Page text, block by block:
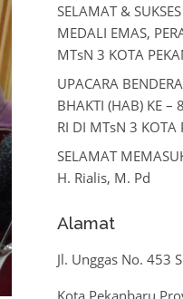
SELAMAT &
MEDALI EMAS,
MTsN 3 KOTA
UPACARA
BHAKTI (HAB) KE –
RI DI MTsN 3 KOTA
SELAMAT
H. Rialis, M. Pd
Alamat
Jl. Unggas No. 453
Kota Pekanbaru